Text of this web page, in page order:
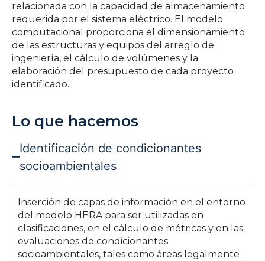
relacionada con la capacidad de almacenamiento
requerida por el sistema eléctrico. El modelo
computacional proporciona el dimensionamiento
de las estructuras y equipos del arreglo de
ingeniería, el cálculo de volúmenes y la
elaboración del presupuesto de cada proyecto
identificado.
Lo que hacemos
Identificación de condicionantes
socioambientales
Inserción de capas de información en el entorno
del modelo HERA para ser utilizadas en
clasificaciones, en el cálculo de métricas y en las
evaluaciones de condicionantes
socioambientales, tales como áreas legalmente